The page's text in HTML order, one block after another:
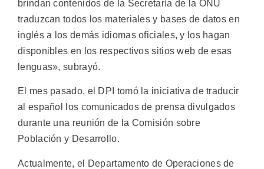
brindan contenidos de la Secretaría de la ONU
traduzcan todos los materiales y bases de datos en
inglés a los demás idiomas oficiales, y los hagan
disponibles en los respectivos sitios web de esas
lenguas», subrayó.
El mes pasado, el DPI tomó la iniciativa de traducir
al español los comunicados de prensa divulgados
durante una reunión de la Comisión sobre
Población y Desarrollo.
Actualmente, el Departamento de Operaciones de